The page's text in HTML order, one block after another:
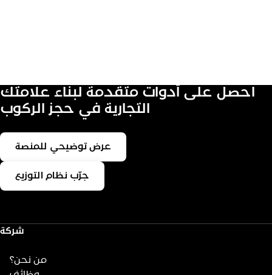
احصل على أدوات متقدمة لبناء علامتك
التجارية في حجز الركوب
عرض توضيحي للمنصة
جرّب نظام التوزيع
شركة
من نحن؟